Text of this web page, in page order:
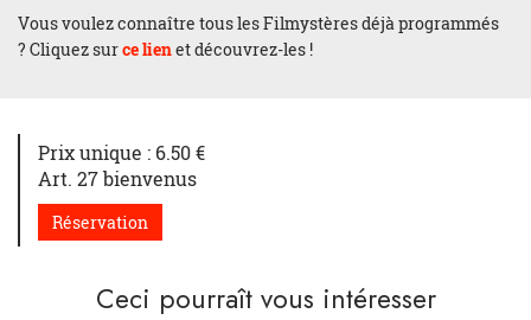
Vous voulez connaître tous les Filmystères déjà programmés
? Cliquez surce lienet découvrez-les !
Prix unique : 6.50 €
Art. 27 bienvenus
Réservation
Ceci pourraît vous intéresser